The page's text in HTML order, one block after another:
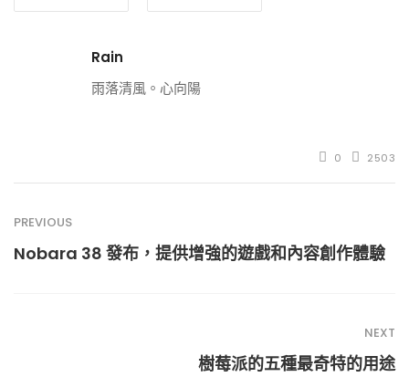
Rain
雨落清風。心向陽
0 2503
PREVIOUS
Nobara 38 發布，提供增強的遊戲和內容創作體驗
NEXT
樹莓派的五種最奇特的用途